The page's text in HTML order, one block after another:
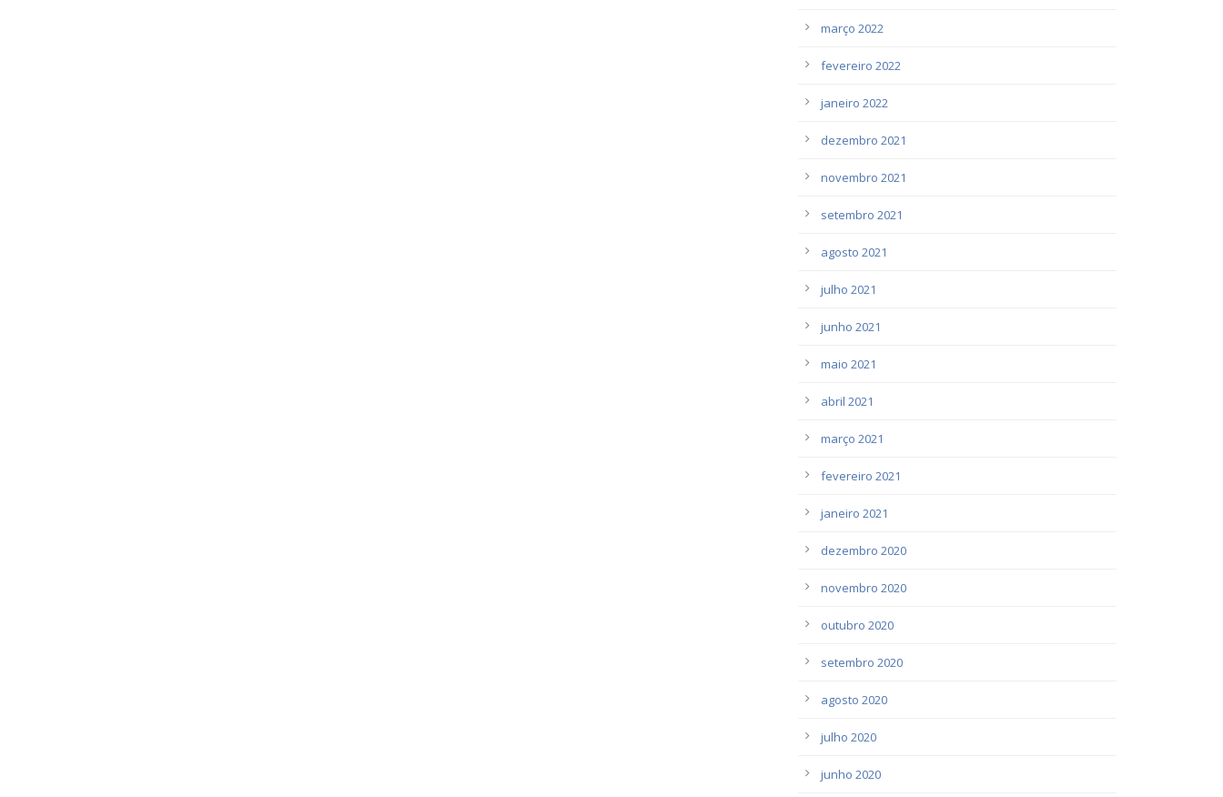
março 2022
fevereiro 2022
janeiro 2022
dezembro 2021
novembro 2021
setembro 2021
agosto 2021
julho 2021
junho 2021
maio 2021
abril 2021
março 2021
fevereiro 2021
janeiro 2021
dezembro 2020
novembro 2020
outubro 2020
setembro 2020
agosto 2020
julho 2020
junho 2020